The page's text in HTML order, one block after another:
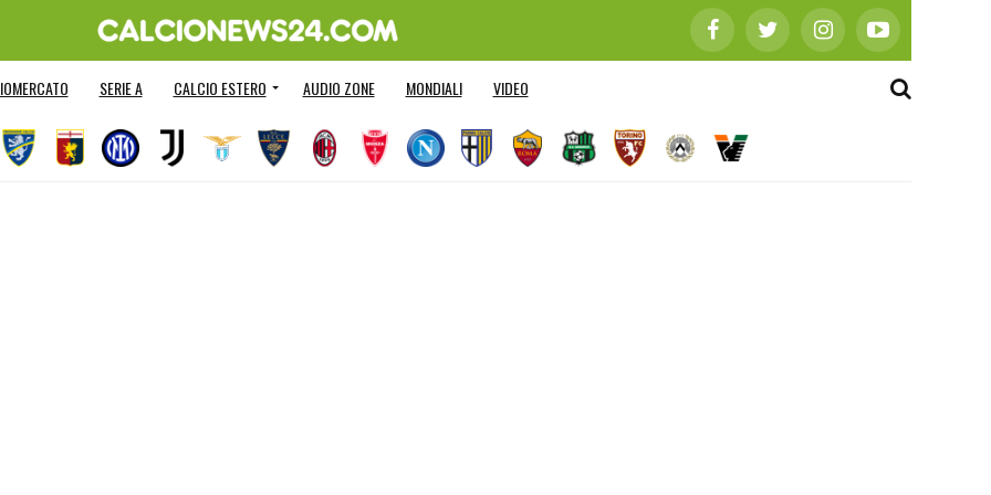
SERIE A CALCIO ESTERO AUDIO ZONE MONDIALI VIDEO